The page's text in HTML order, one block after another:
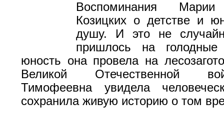
Воспоминания
Козицких о детстве и
душу. И это не
пришлось на
юность она провела на
Великой Отечественной
Тимофеевна увидела
сохранила живую историю о том